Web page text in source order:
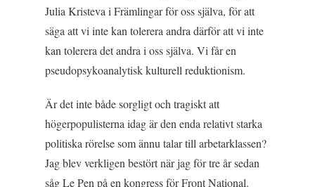
Julia Kristeva i Främlingar för oss själva, för att
säga att vi inte kan tolerera andra därför att vi inte
kan tolerera det andra i oss själva. Vi får en
pseudopsykoanalytisk kulturell reduktionism.
Är det inte både sorgligt och tragiskt att
högerpopulisterna idag är den enda relativt starka
politiska rörelse som ännu talar till arbetarklassen?
Jag blev verkligen bestört när jag för tre år sedan
såg Le Pen på en kongress för Front National.